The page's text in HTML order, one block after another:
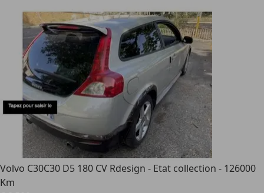
Volvo C30C30 D5 180 CV Rdesign - Etat collection - 126000
Km